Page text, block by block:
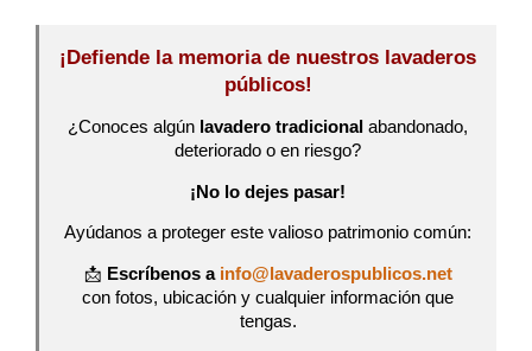
¡Defiende la memoria de nuestros lavaderos
públicos!
¿Conoces algún lavadero tradicional abandonado,
deteriorado o en riesgo?
¡No lo dejes pasar!
Ayúdanos a proteger este valioso patrimonio común:
📩 Escríbenos a info@lavaderospublicos.net
con fotos, ubicación y cualquier información que
tengas.